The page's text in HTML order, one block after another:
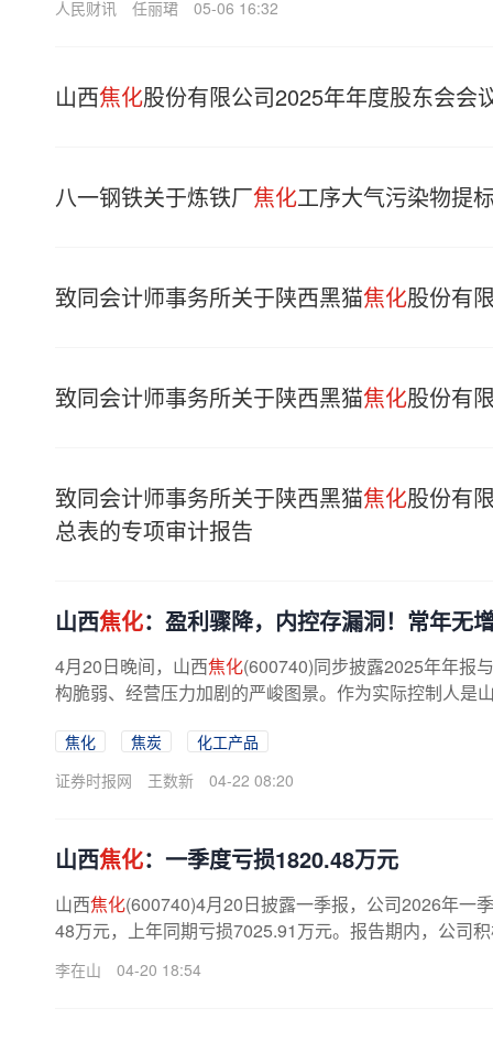
人民财讯 任丽珺 05-06 16:32
山西焦化股份有限公司2025年年度股东会会
八一钢铁关于炼铁厂焦化工序大气污染物提
致同会计师事务所关于陕西黑猫焦化股份有
致同会计师事务所关于陕西黑猫焦化股份有
致同会计师事务所关于陕西黑猫焦化股份有
总表的专项审计报告
山西焦化：盈利骤降，内控存漏洞！常年无
4月20日晚间，山西焦化(600740)同步披露2025年年报
构脆弱、经营压力加剧的严峻图景。作为实际控制人是
焦化 焦炭
化工产品
证券时报网
王数新 04-22 08:20
山西焦化：一季度亏损1820.48万元
山西焦化(600740)4月20日披露一季报，公司2026年一
48万元，上年同期亏损7025.91万元。报告期内，公司
李在山 04-20 18:54